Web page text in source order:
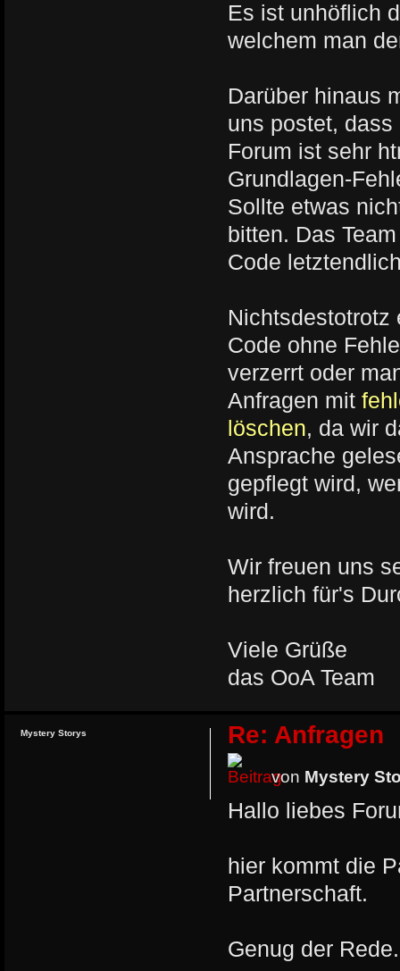
Es ist unhöflich
welchem man
Darüber hinaus
uns postet,
Forum ist sehr
Grundlagen-
Sollte etwas
bitten. Das
Code
Nichtsdestotrotz
Code ohne
verzerrt oder
Anfragen mit
löschen, da wir
Ansprache
gepflegt wird,
wird.
Wir freuen uns
herzlich für's
Viele Grüße
das OoA Team
Re: Anfragen
von Mystery
Hallo liebes
hier kommt die
Partnerschaft.
Genug der
Mystery Storys